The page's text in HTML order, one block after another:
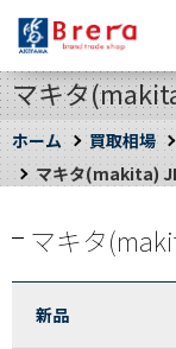
マキタ
ホーム 買取相場
マキタ(makita)
マキタ
新品